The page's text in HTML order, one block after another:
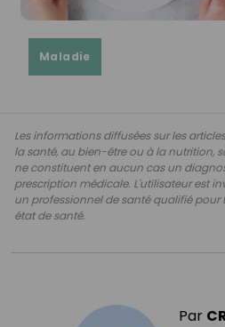
Maladie
Les informations diffusées sur les
la santé, au bien-être ou à la nutrition,
ne constituent en aucun cas un
prescription médicale. L'utilisateur est
un professionnel de santé qualifié
état de santé.
Par